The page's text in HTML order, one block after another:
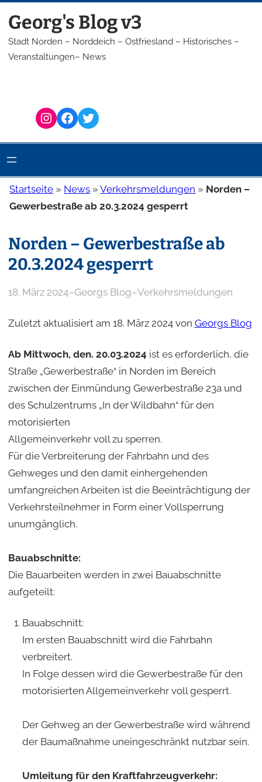
Inhalt
springen
Georg's Blog v3
Stadt Norden – Norddeich – Ostfriesland – Historisches –
Veranstaltungen– News
Instagram Facebook Twitter
Startseite » News »Verkehrsmeldungen » Norden –
Gewerbestraße ab 20.3.2024 gesperrt
Norden – Gewerbestraße ab
20.3.2024 gesperrt
18. März 2024–Georgs Blog–Verkehrsmeldungen
Zuletzt aktualisiert am 18. März 2024 von Georgs Blog
Ab Mittwoch, den. 20.03.2024 ist es erforderlich, die
Straße „Gewerbestraße“ in Norden im Bereich
zwischen der Einmündung Gewerbestraße 23a und
des Schulzentrums „In der Wildbahn“ für den
motorisierten
Allgemeinverkehr voll zu sperren.
Für die Verbreiterung der Fahrbahn und des
Gehweges und den damit einhergehenden
umfangreichen Arbeiten ist die Beeinträchtigung der
Verkehrsteilnehmer in Form einer Vollsperrung
unumgänglich.
Bauabschnitte:
Die Bauarbeiten werden in zwei Bauabschnitte
aufgeteilt:
Bauabschnitt:
Im ersten Bauabschnitt wird die Fahrbahn
verbreitert.
In Folge dessen wird die Gewerbestraße für den
motorisierten Allgemeinverkehr voll gesperrt.
Der Gehweg an der Gewerbestraße wird während
der Baumaßnahme uneingeschränkt nutzbar sein.
Umleitung für den Kraftfahrzeugverkehr: